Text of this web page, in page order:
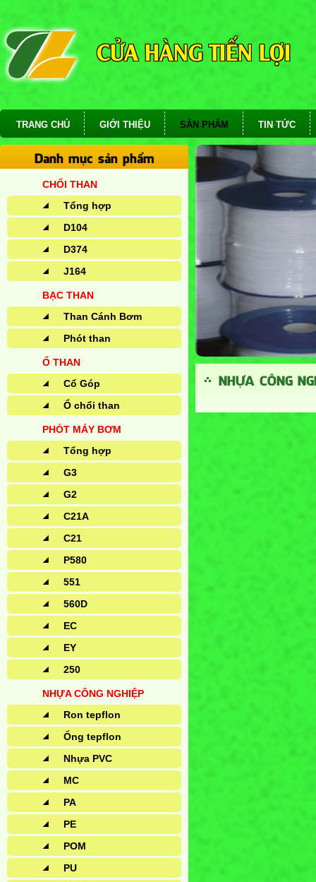
CỬA HÀNG TIẾN LỢI
TRANG CHỦ GIỚI THIỆU SẢN PHẨM TIN TỨC
Danh mục sản phẩm
CHỔI THAN
Tổng hợp
D104
D374
J164
BẠC THAN
Than Cánh Bơm
Phót than
Ổ THAN
Cổ Góp
Ổ chổi than
PHÓT MÁY BƠM
Tổng hợp
G3
G2
C21A
C21
P580
551
560D
EC
EY
250
NHỰA CÔNG NGHIỆP
Ron tepflon
Ống tepflon
Nhựa PVC
MC
PA
PE
POM
PU
NHỰA CÔNG